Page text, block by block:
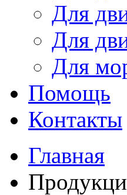
Для
Для
Для
Помощь
Контакты
Главная